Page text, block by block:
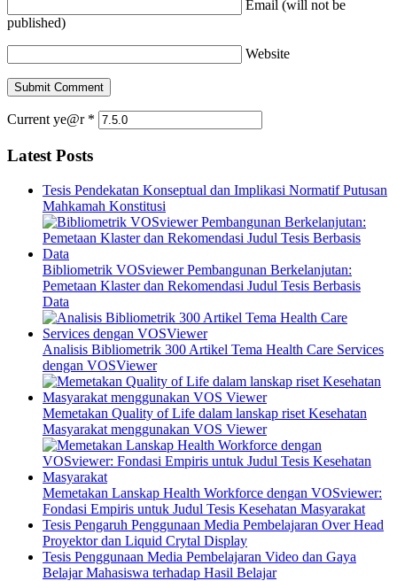
Email (will not be
published)
Website
Current ye@r *
Latest Posts
Tesis Pendekatan Konseptual dan Implikasi Normatif Putusan
Mahkamah Konstitusi
Bibliometrik VOSviewer Pembangunan Berkelanjutan:
Pemetaan Klaster dan Rekomendasi Judul Tesis Berbasis
Data
Analisis Bibliometrik 300 Artikel Tema Health Care Services
dengan VOSViewer
Memetakan Quality of Life dalam lanskap riset Kesehatan
Masyarakat menggunakan VOS Viewer
Memetakan Lanskap Health Workforce dengan VOSviewer:
Fondasi Empiris untuk Judul Tesis Kesehatan Masyarakat
Tesis Pengaruh Penggunaan Media Pembelajaran Over Head
Proyektor dan Liquid Crytal Display
Tesis Penggunaan Media Pembelajaran Video dan Gaya
Belajar Mahasiswa terhadap Hasil Belajar